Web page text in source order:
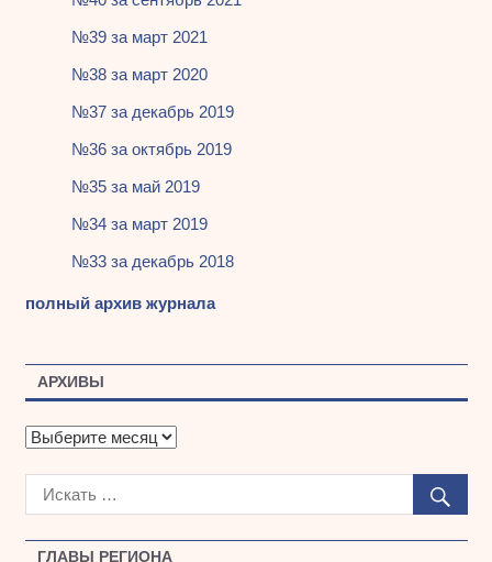
ГЛАВЫ РЕГИОНА
№39 за март 2021
№38 за март 2020
№37 за декабрь 2019
№36 за октябрь 2019
№35 за май 2019
№34 за март 2019
№33 за декабрь 2018
полный архив журнала
АРХИВЫ
А
х
ы